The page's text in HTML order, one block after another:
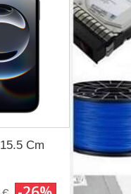
Cm